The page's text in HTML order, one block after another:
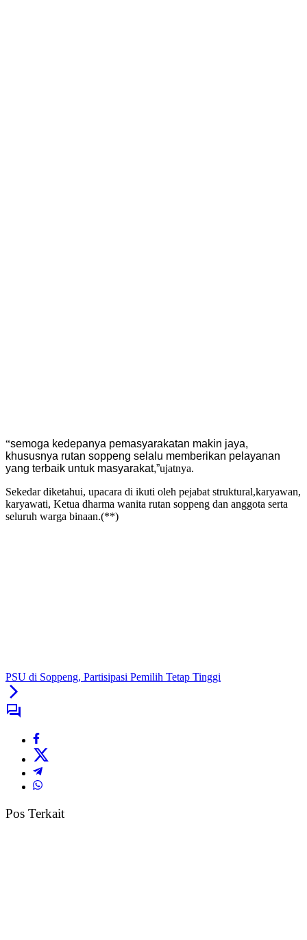
“semoga kedepanya pemasyarakatan makin jaya,
khususnya rutan soppeng selalu memberikan pelayanan
yang terbaik untuk masyarakat,”ujatnya.
Sekedar diketahui, upacara di ikuti oleh pejabat struktural,karyawan,
karyawati, Ketua dharma wanita rutan soppeng dan anggota serta
seluruh warga binaan.(**)
PSU di Soppeng, Partisipasi Pemilih Tetap Tinggi
Pos Terkait